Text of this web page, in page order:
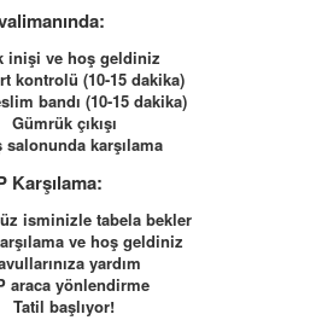
inişi ve hoş geldiniz
kontrolü (10-15 dakika)
bandı (10-15 dakika)
Gümrük çıkışı
salonunda karşılama
Karşılama:
isminizle tabela bekler
ve hoş geldiniz
yardım
araca yönlendirme
Tatil başlıyor!